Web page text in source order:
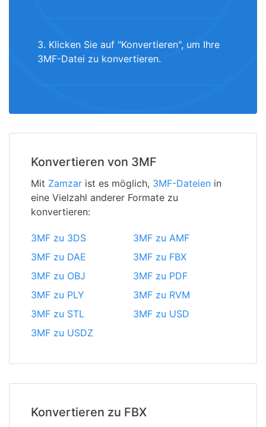
3. Klicken Sie auf "Konvertieren", um Ihre
3MF-Datei zu konvertieren.
Konvertieren von 3MF
Mit Zamzar ist es möglich, 3MF-Dateien in
eine Vielzahl anderer Formate zu
konvertieren:
3MF zu 3DS
3MF zu AMF
3MF zu DAE
3MF zu FBX
3MF zu OBJ
3MF zu PDF
3MF zu PLY
3MF zu RVM
3MF zu STL
3MF zu USD
3MF zu USDZ
Konvertieren zu FBX